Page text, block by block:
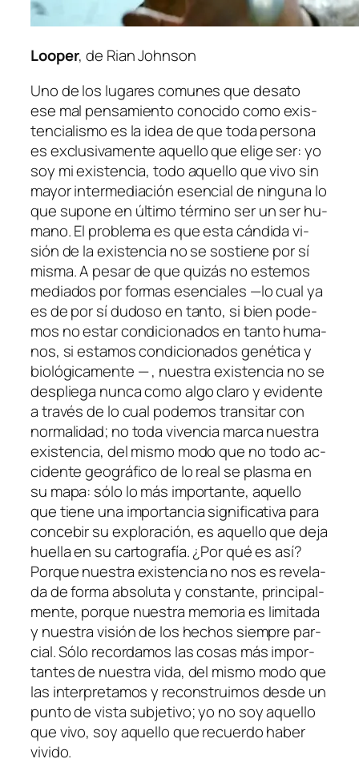
Looper, de Rian Johnson
Uno de los lu­ga­res co­mu­nes que des­ato
ese mal pen­sa­mien­to co­no­ci­do co­mo exis­
ten­cia­lis­mo es la idea de que to­da per­so­na
es ex­clu­si­va­men­te aque­llo que eli­ge ser: yo
soy mi exis­ten­cia, to­do aque­llo que vi­vo sin
ma­yor in­ter­me­dia­ción esen­cial de nin­gu­na lo
que su­po­ne en úl­ti­mo tér­mino ser un ser hu­
mano. El pro­ble­ma es que es­ta cán­di­da vi­
sión de la exis­ten­cia no se sos­tie­ne por sí
mis­ma. A pe­sar de que qui­zás no es­te­mos
me­dia­dos por for­mas esen­cia­les —lo cual ya
es de por sí du­do­so en tan­to, si bien po­de­
mos no es­tar con­di­cio­na­dos en tan­to hu­ma­
nos, si es­ta­mos con­di­cio­na­dos ge­né­ti­ca y
bio­ló­gi­ca­men­te — , nues­tra exis­ten­cia no se
des­plie­ga nun­ca co­mo al­go cla­ro y evi­den­te
a tra­vés de lo cual po­de­mos tran­si­tar con
nor­ma­li­dad; no to­da vi­ven­cia mar­ca nues­tra
exis­ten­cia, del mis­mo mo­do que no to­do ac­
ci­den­te geo­grá­fi­co de lo real se plas­ma en
su ma­pa: só­lo lo más im­por­tan­te, aque­llo
que tie­ne una im­por­tan­cia sig­ni­fi­ca­ti­va pa­ra
con­ce­bir su ex­plo­ra­ción, es aque­llo que de­ja
hue­lla en su car­to­gra­fía. ¿Por qué es así?
Porque nues­tra exis­ten­cia no nos es re­ve­la­
da de for­ma ab­so­lu­ta y cons­tan­te, prin­ci­pal­
men­te, por­que nues­tra me­mo­ria es li­mi­ta­da
y nues­tra vi­sión de los he­chos siem­pre par­
cial. Sólo re­cor­da­mos las co­sas más im­por­
tan­tes de nues­tra vi­da, del mis­mo mo­do que
las in­ter­pre­ta­mos y re­cons­trui­mos des­de un
pun­to de vis­ta sub­je­ti­vo; yo no soy aque­llo
que vi­vo, soy aque­llo que re­cuer­do ha­ber
vivido.